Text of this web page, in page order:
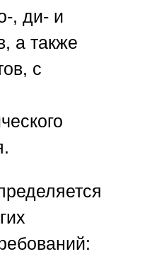
, ди- и
а также
с